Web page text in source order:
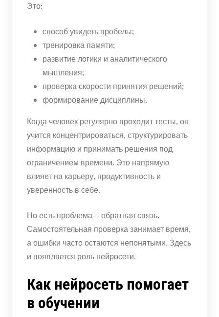
Это:
способ увидеть пробелы;
тренировка памяти;
развитие логики и аналитического
мышления;
проверка скорости принятия решений;
формирование дисциплины.
Когда человек регулярно проходит тесты, он
учится концентрироваться, структурировать
информацию и принимать решения под
ограничением времени. Это напрямую
влияет на карьеру, продуктивность и
уверенность в себе.
Но есть проблема – обратная связь.
Самостоятельная проверка занимает время,
а ошибки часто остаются непонятыми. Здесь
и появляется роль нейросети.
Как нейросеть помогает
в обучении